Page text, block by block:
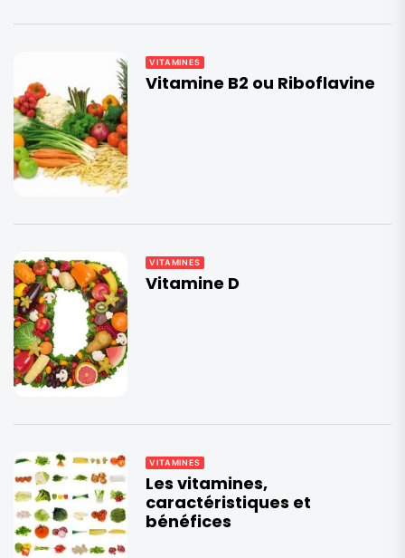
VITAMINES
Vitamine B2 ou Riboflavine
VITAMINES
Vitamine D
VITAMINES
Les vitamines,
caractéristiques et
bénéfices